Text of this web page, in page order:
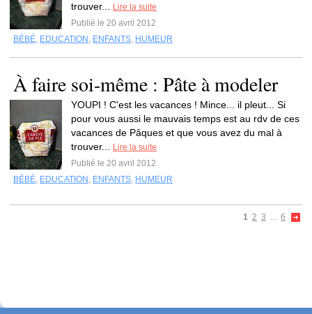
trouver...
Lire la suite
Publié le 20 avril 2012
BÉBÉ, EDUCATION , ENFANTS, HUMEUR
À faire soi-même : Pâte à modeler
YOUPI ! C'est les vacances ! Mince... il pleut... Si
pour vous aussi le mauvais temps est au rdv de ces
vacances de Pâques et que vous avez du mal à
trouver...
Lire la suite
Publié le 20 avril 2012
BÉBÉ, EDUCATION , ENFANTS, HUMEUR
1 2 3 ... 6